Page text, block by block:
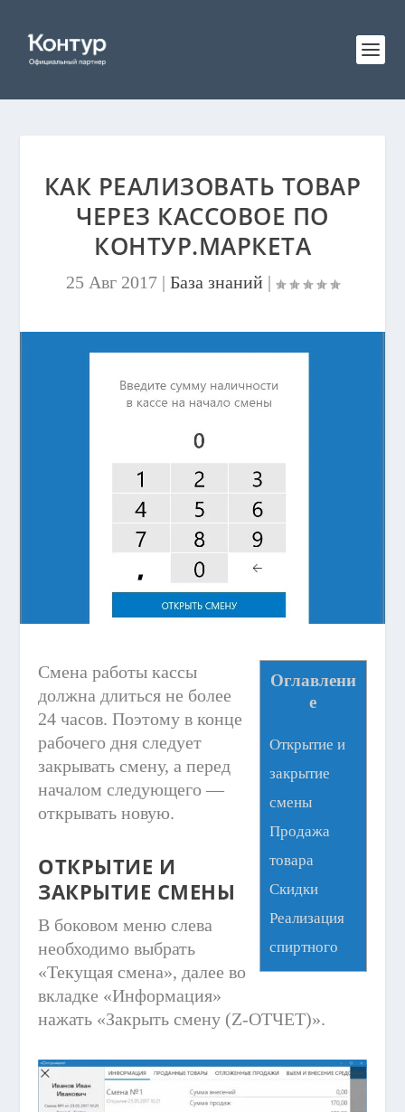
КАК РЕАЛИЗОВАТЬ ТОВАР
ЧЕРЕЗ КАССОВОЕ ПО
КОНТУР.МАРКЕТА
25 Авг 2017 | База знаний |
Оглавлени
е
Открытие и
закрытие
смены
Продажа
товара
Скидки
Реализация
спиртного
Смена работы кассы
должна длиться не более
24 часов. Поэтому в конце
рабочего дня следует
закрывать смену, а перед
началом следующего —
открывать новую.
ОТКРЫТИЕ И
ЗАКРЫТИЕ СМЕНЫ
В боковом меню слева
необходимо выбрать
«Текущая смена», далее во
вкладке «Информация»
нажать «Закрыть смену (Z-ОТЧЕТ)».